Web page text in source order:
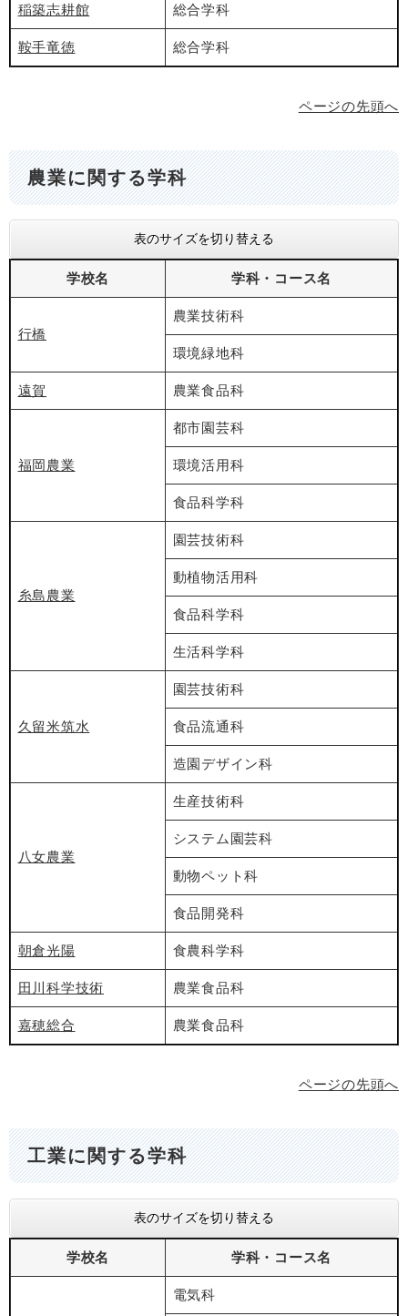
稲築志耕館 総合学科
鞍手竜徳 総合学科
ページの先頭へ
農業に関する学科
表のサイズを切り替える
学校名 学科・コース名
行橋
農業技術科
環境緑地科
遠賀 農業食品科
福岡農業
都市園芸科
環境活用科
食品科学科
糸島農業
園芸技術科
動植物活用科
食品科学科
生活科学科
久留米筑水
園芸技術科
食品流通科
造園デザイン科
八女農業
生産技術科
システム園芸科
動物ペット科
食品開発科
朝倉光陽 食農科学科
田川科学技術 農業食品科
嘉穂総合 農業食品科
ページの先頭へ
工業に関する学科
表のサイズを切り替える
学校名 学科・コース名
電気科